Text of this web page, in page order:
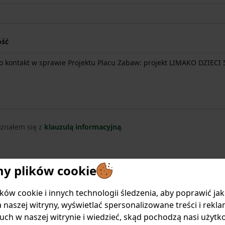
plików cookie
cookie i innych technologii śledzenia, aby poprawić
naszej witryny, wyświetlać spersonalizowane treści i
w naszej witrynie i wiedzieć, skąd pochodzą nasi
się z klauzulą informacyjną.
Wyślij
by reCAPTCHA and the GooglePrivacy PolicyandTerms of Service